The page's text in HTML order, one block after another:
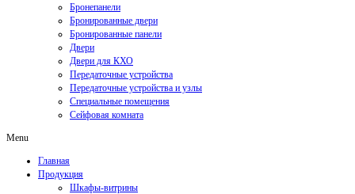
Бронепанели
Бронированные двери
Бронированные панели
Двери
Двери для КХО
Передаточные устройства
Передаточные устройства и узлы
Специальные помещения
Сейфовая комната
Menu
Главная
Продукция
Шкафы-витрины